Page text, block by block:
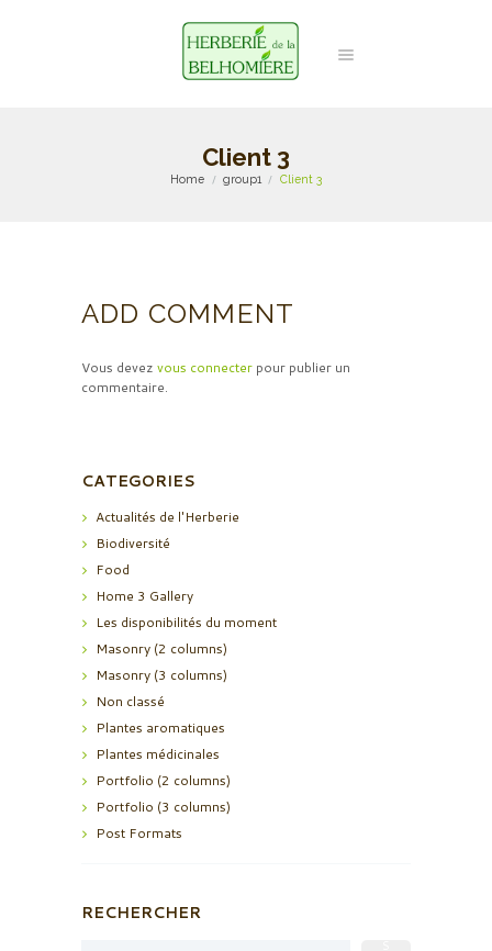
Client 3
Home group1 Client 3
ADD COMMENT
Vous devez vous connecter pour publier un
commentaire.
CATEGORIES
Actualités de l'Herberie
Biodiversité
Food
Home 3 Gallery
Les disponibilités du moment
Masonry (2 columns)
Masonry (3 columns)
Non classé
Plantes aromatiques
Plantes médicinales
Portfolio (2 columns)
Portfolio (3 columns)
Post Formats
RECHERCHER